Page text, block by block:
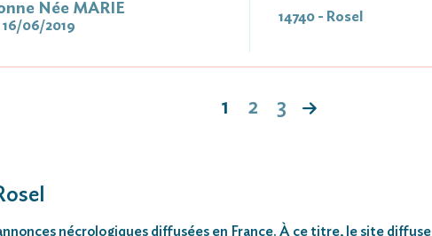
Née MARIE
16/06/2019
14740 - Rosel
1 2 3
nécrologiques diffusées en France. À ce titre, le site diffuse